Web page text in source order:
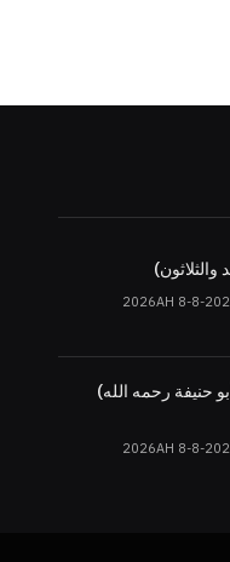
والثلاثون)
حنيفة رحمه الله)